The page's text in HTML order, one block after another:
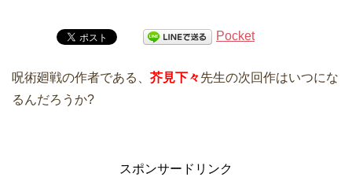
Pocket
呪術廻戦の作者である、 芥見下々先生の次回作はいつにな
るんだろうか?
スポンサードリンク